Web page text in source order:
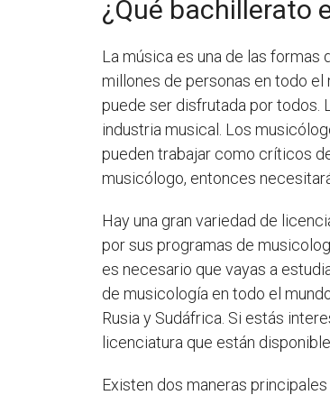
¿Qué bachillerato
La música es una de las formas
millones de personas en todo el
puede ser disfrutada por todos.
industria musical. Los
pueden trabajar como críticos
musicólogo, entonces
Hay una gran variedad de
por sus programas de
es necesario que vayas a
de musicología en todo el
Rusia y Sudáfrica. Si estás
licenciatura que están
Existen dos maneras